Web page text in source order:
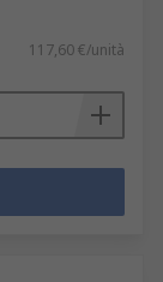
117,60 €/unità